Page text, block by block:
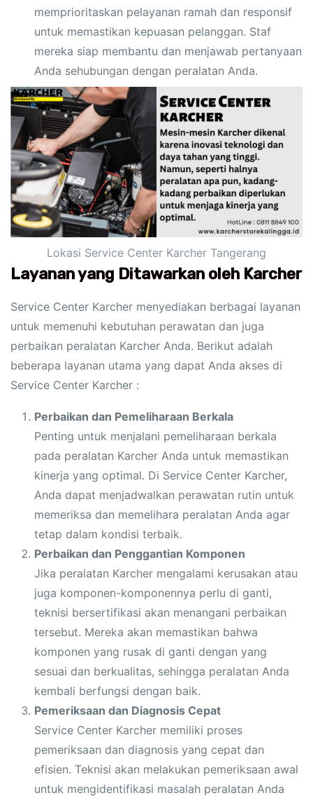
memprioritaskan pelayanan ramah dan responsif
untuk memastikan kepuasan pelanggan. Staf
mereka siap membantu dan menjawab pertanyaan
Anda sehubungan dengan peralatan Anda.
Lokasi Service Center Karcher Tangerang
Layanan yang Ditawarkan oleh Karcher
Service Center Karcher menyediakan berbagai layanan
untuk memenuhi kebutuhan perawatan dan juga
perbaikan peralatan Karcher Anda. Berikut adalah
beberapa layanan utama yang dapat Anda akses di
Service Center Karcher :
Perbaikan dan Pemeliharaan Berkala
Penting untuk menjalani pemeliharaan berkala
pada peralatan Karcher Anda untuk memastikan
kinerja yang optimal. Di Service Center Karcher,
Anda dapat menjadwalkan perawatan rutin untuk
memeriksa dan memelihara peralatan Anda agar
tetap dalam kondisi terbaik.
Perbaikan dan Penggantian Komponen
Jika peralatan Karcher mengalami kerusakan atau
juga komponen-komponennya perlu di ganti,
teknisi bersertifikasi akan menangani perbaikan
tersebut. Mereka akan memastikan bahwa
komponen yang rusak di ganti dengan yang
sesuai dan berkualitas, sehingga peralatan Anda
kembali berfungsi dengan baik.
Pemeriksaan dan Diagnosis Cepat
Service Center Karcher memiliki proses
pemeriksaan dan diagnosis yang cepat dan
efisien. Teknisi akan melakukan pemeriksaan awal
untuk mengidentifikasi masalah peralatan Anda